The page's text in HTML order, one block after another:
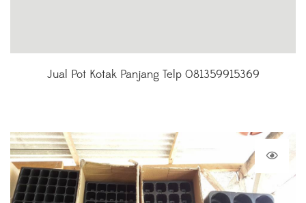
Jual Pot Kotak Panjang Telp 081359915369